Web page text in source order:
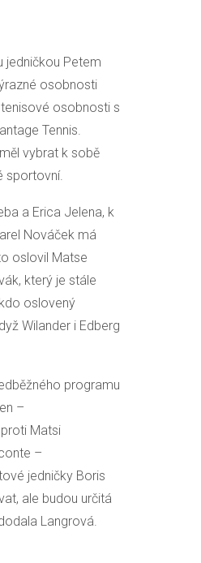
jedničkou Petem
osobnosti
osobnosti s
Tennis.
vybrat k sobě
sportovní.
a Erica Jelena, k
Nováček má
oslovil Matse
který je stále
oslovený
Wilander i Edberg
programu
–
Matsi
–
jedničky Boris
ale budou určitá
Langrová.